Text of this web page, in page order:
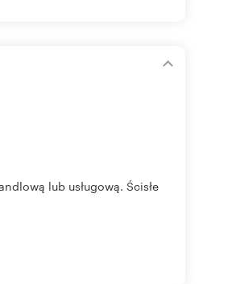
lub usługową. Ścisłe